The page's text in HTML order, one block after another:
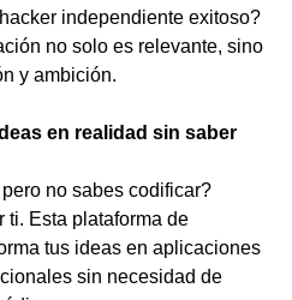
independiente exitoso?
no solo es relevante, sino
y ambición.
en realidad sin saber
ti. Esta plataforma de
tus ideas en aplicaciones
sin necesidad de